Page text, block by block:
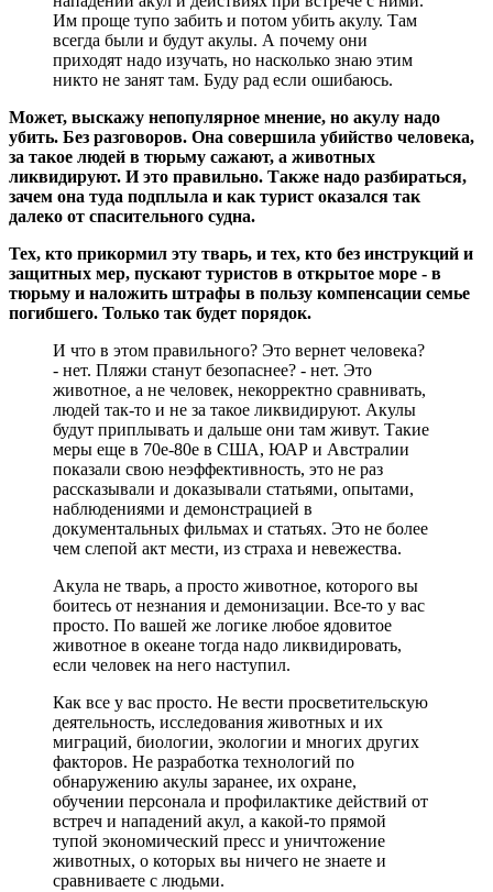
Им проще тупо забить и потом убить акулу. Там
всегда были и будут акулы. А почему они
приходят надо изучать, но насколько знаю этим
никто не занят там. Буду рад если ошибаюсь.
Может, выскажу непопулярное мнение, но акулу надо
убить. Без разговоров. Она совершила убийство человека,
за такое людей в тюрьму сажают, а животных
ликвидируют. И это правильно. Также надо разбираться,
зачем она туда подплыла и как турист оказался так
далеко от спасительного судна.
Тех, кто прикормил эту тварь, и тех, кто без инструкций и
защитных мер, пускают туристов в открытое море - в
тюрьму и наложить штрафы в пользу компенсации семье
погибшего. Только так будет порядок.
И что в этом правильного? Это вернет человека?
- нет. Пляжи станут безопаснее? - нет. Это
животное, а не человек, некорректно сравнивать,
людей так-то и не за такое ликвидируют. Акулы
будут приплывать и дальше они там живут. Такие
меры еще в 70е-80е в США, ЮАР и Австралии
показали свою неэффективность, это не раз
рассказывали и доказывали статьями, опытами,
наблюдениями и демонстрацией в
документальных фильмах и статьях. Это не более
чем слепой акт мести, из страха и невежества.
Акула не тварь, а просто животное, которого вы
боитесь от незнания и демонизации. Все-то у вас
просто. По вашей же логике любое ядовитое
животное в океане тогда надо ликвидировать,
если человек на него наступил.
Как все у вас просто. Не вести просветительскую
деятельность, исследования животных и их
миграций, биологии, экологии и многих других
факторов. Не разработка технологий по
обнаружению акулы заранее, их охране,
обучении персонала и профилактике действий от
встреч и нападений акул, а какой-то прямой
тупой экономический пресс и уничтожение
животных, о которых вы ничего не знаете и
сравниваете с людьми.